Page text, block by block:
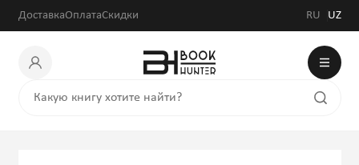
ДоставкаОплатаСкидки RU UZ